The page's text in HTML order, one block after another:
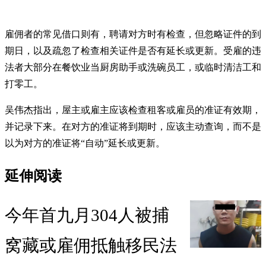
雇佣者的常见借口则有，聘请对方时有检查，但忽略证件的到
期日，以及疏忽了检查相关证件是否有延长或更新。受雇的违
法者大部分在餐饮业当厨房助手或洗碗员工，或临时清洁工和
打零工。
吴伟杰指出，屋主或雇主应该检查租客或雇员的准证有效期，
并记录下来。在对方的准证将到期时，应该主动查询，而不是
以为对方的准证将“自动”延长或更新。
延伸阅读
今年首九月304人被捕
窝藏或雇佣抵触移民法